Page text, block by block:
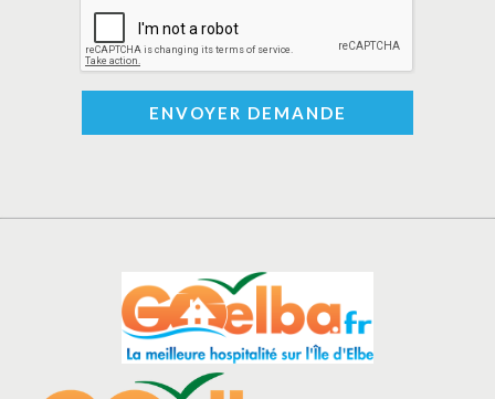
ENVOYER DEMANDE